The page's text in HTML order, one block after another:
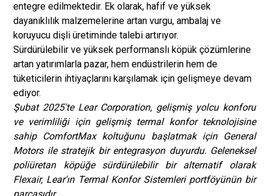
entegre edilmektedir. Ek olarak, hafif ve yüksek
dayanıklılık malzemelerine artan vurgu, ambalaj ve
koruyucu dişli üretiminde talebi artırıyor.
Sürdürülebilir ve yüksek performanslı köpük çözümlerine
artan yatırımlarla pazar, hem endüstrilerin hem de
tüketicilerin ihtiyaçlarını karşılamak için gelişmeye devam
ediyor.
Şubat 2025'te Lear Corporation, gelişmiş yolcu konforu
ve verimliliği için gelişmiş termal konfor teknolojisine
sahip ComfortMax koltuğunu başlatmak için General
Motors ile stratejik bir entegrasyon duyurdu. Geleneksel
poliüretan köpüğe sürdürülebilir bir alternatif olarak
Flexair, Lear'ın Termal Konfor Sistemleri portföyünün bir